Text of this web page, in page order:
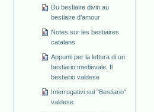
Du bestiaire divin au
bestiaire d'amour
Notes sur les bestiaires
catalans
Appunti per la lettura di un
bestiario medievale. Il
bestiario valdese
Interrogativi sul "Bestiario"
valdese